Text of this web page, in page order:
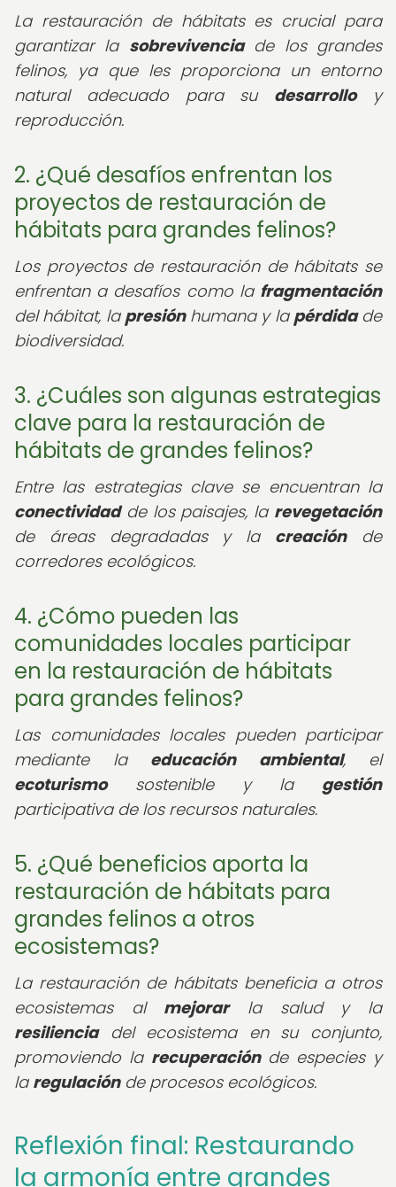
La restauración de hábitats es crucial para
garantizar la sobrevivenciade los grandes
felinos, ya que les proporciona un entorno
natural adecuado para su desarrolloy
reproducción.
2. ¿Qué desafíos enfrentan los
proyectos de restauración de
hábitats para grandes felinos?
Los proyectos de restauración de hábitats se
enfrentan a desafíos como la fragmentación
del hábitat, la presiónhumana y la pérdidade
biodiversidad.
3. ¿Cuáles son algunas estrategias
clave para la restauración de
hábitats de grandes felinos?
Entre las estrategias clave se encuentran la
conectividadde los paisajes, la revegetación
de áreas degradadas y la creaciónde
corredores ecológicos.
4. ¿Cómo pueden las
comunidades locales participar
en la restauración de hábitats
para grandes felinos?
Las comunidades locales pueden participar
mediante la educación ambiental, el
ecoturismosostenible y la gestión
participativa de los recursos naturales.
5. ¿Qué beneficios aporta la
restauración de hábitats para
grandes felinos a otros
ecosistemas?
La restauración de hábitats beneficia a otros
ecosistemas al mejorarla salud y la
resilienciadel ecosistema en su conjunto,
promoviendo la recuperaciónde especies y
la regulaciónde procesos ecológicos.
Reflexión final: Restaurando
la armonía entre grandes